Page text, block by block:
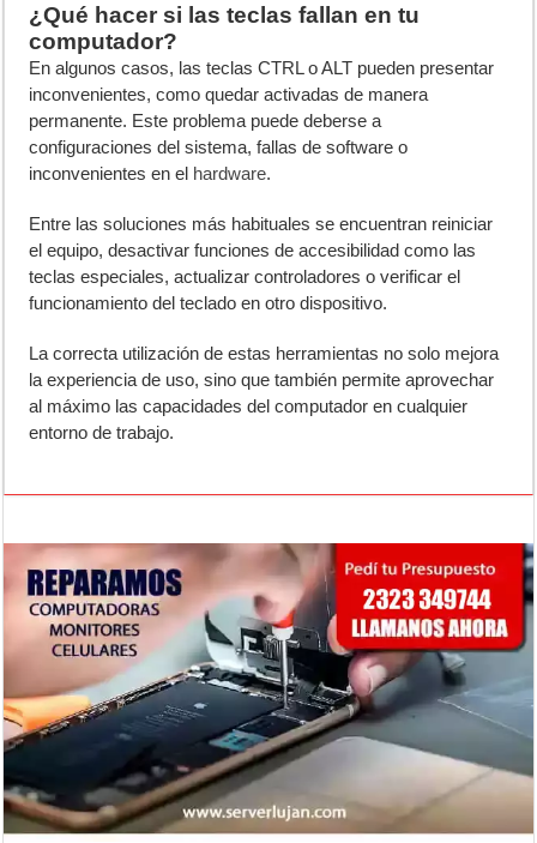
¿Qué hacer si las teclas fallan en tu
computador?
En algunos casos, las teclas CTRL o ALT pueden presentar
inconvenientes, como quedar activadas de manera
permanente. Este problema puede deberse a
configuraciones del sistema, fallas de software o
inconvenientes en el hardware.
Entre las soluciones más habituales se encuentran reiniciar
el equipo, desactivar funciones de accesibilidad como las
teclas especiales, actualizar controladores o verificar el
funcionamiento del teclado en otro dispositivo.
La correcta utilización de estas herramientas no solo mejora
la experiencia de uso, sino que también permite aprovechar
al máximo las capacidades del computador en cualquier
entorno de trabajo.